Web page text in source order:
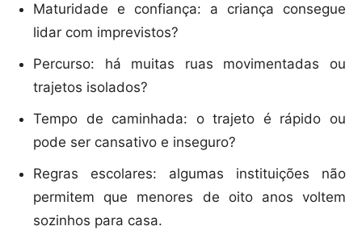
Maturidade e confiança: a criança consegue
lidar com imprevistos?
Percurso: há muitas ruas movimentadas ou
trajetos isolados?
Tempo de caminhada: o trajeto é rápido ou
pode ser cansativo e inseguro?
Regras escolares: algumas instituições não
permitem que menores de oito anos voltem
sozinhos para casa.